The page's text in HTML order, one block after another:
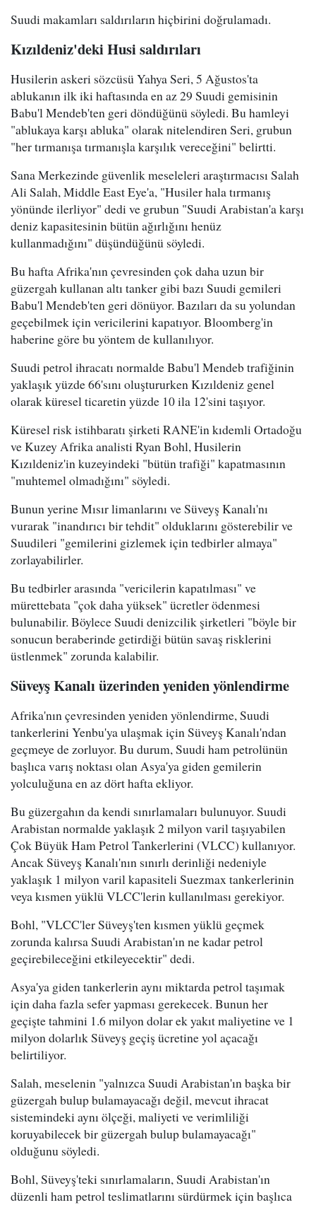
Suudi makamları saldırıların hiçbirini doğrulamadı.
Kızıldeniz'deki Husi saldırıları
Husilerin askeri sözcüsü Yahya Seri, 5 Ağustos'ta
ablukanın ilk iki haftasında en az 29 Suudi gemisinin
Babu'l Mendeb'ten geri döndüğünü söyledi. Bu hamleyi
"ablukaya karşı abluka" olarak nitelendiren Seri, grubun
"her tırmanışa tırmanışla karşılık vereceğini" belirtti.
Sana Merkezinde güvenlik meseleleri araştırmacısı Salah
Ali Salah, Middle East Eye'a, "Husiler hala tırmanış
yönünde ilerliyor" dedi ve grubun "Suudi Arabistan'a karşı
deniz kapasitesinin bütün ağırlığını henüz
kullanmadığını" düşündüğünü söyledi.
Bu hafta Afrika'nın çevresinden çok daha uzun bir
güzergah kullanan altı tanker gibi bazı Suudi gemileri
Babu'l Mendeb'ten geri dönüyor. Bazıları da su yolundan
geçebilmek için vericilerini kapatıyor. Bloomberg'in
haberine göre bu yöntem de kullanılıyor.
Suudi petrol ihracatı normalde Babu'l Mendeb trafiğinin
yaklaşık yüzde 66'sını oluştururken Kızıldeniz genel
olarak küresel ticaretin yüzde 10 ila 12'sini taşıyor.
Küresel risk istihbaratı şirketi RANE'in kıdemli Ortadoğu
ve Kuzey Afrika analisti Ryan Bohl, Husilerin
Kızıldeniz'in kuzeyindeki "bütün trafiği" kapatmasının
"muhtemel olmadığını" söyledi.
Bunun yerine Mısır limanlarını ve Süveyş Kanalı'nı
vurarak "inandırıcı bir tehdit" olduklarını gösterebilir ve
Suudileri "gemilerini gizlemek için tedbirler almaya"
zorlayabilirler.
Bu tedbirler arasında "vericilerin kapatılması" ve
mürettebata "çok daha yüksek" ücretler ödenmesi
bulunabilir. Böylece Suudi denizcilik şirketleri "böyle bir
sonucun beraberinde getirdiği bütün savaş risklerini
üstlenmek" zorunda kalabilir.
Süveyş Kanalı üzerinden yeniden yönlendirme
Afrika'nın çevresinden yeniden yönlendirme, Suudi
tankerlerini Yenbu'ya ulaşmak için Süveyş Kanalı'ndan
geçmeye de zorluyor. Bu durum, Suudi ham petrolünün
başlıca varış noktası olan Asya'ya giden gemilerin
yolculuğuna en az dört hafta ekliyor.
Bu güzergahın da kendi sınırlamaları bulunuyor. Suudi
Arabistan normalde yaklaşık 2 milyon varil taşıyabilen
Çok Büyük Ham Petrol Tankerlerini (VLCC) kullanıyor.
Ancak Süveyş Kanalı'nın sınırlı derinliği nedeniyle
yaklaşık 1 milyon varil kapasiteli Suezmax tankerlerinin
veya kısmen yüklü VLCC'lerin kullanılması gerekiyor.
Bohl, "VLCC'ler Süveyş'ten kısmen yüklü geçmek
zorunda kalırsa Suudi Arabistan'ın ne kadar petrol
geçirebileceğini etkileyecektir" dedi.
Asya'ya giden tankerlerin aynı miktarda petrol taşımak
için daha fazla sefer yapması gerekecek. Bunun her
geçişte tahmini 1.6 milyon dolar ek yakıt maliyetine ve 1
milyon dolarlık Süveyş geçiş ücretine yol açacağı
belirtiliyor.
Salah, meselenin "yalnızca Suudi Arabistan'ın başka bir
güzergah bulup bulamayacağı değil, mevcut ihracat
sistemindeki aynı ölçeği, maliyeti ve verimliliği
koruyabilecek bir güzergah bulup bulamayacağı"
olduğunu söyledi.
Bohl, Süveyş'teki sınırlamaların, Suudi Arabistan'ın
düzenli ham petrol teslimatlarını sürdürmek için başlıca